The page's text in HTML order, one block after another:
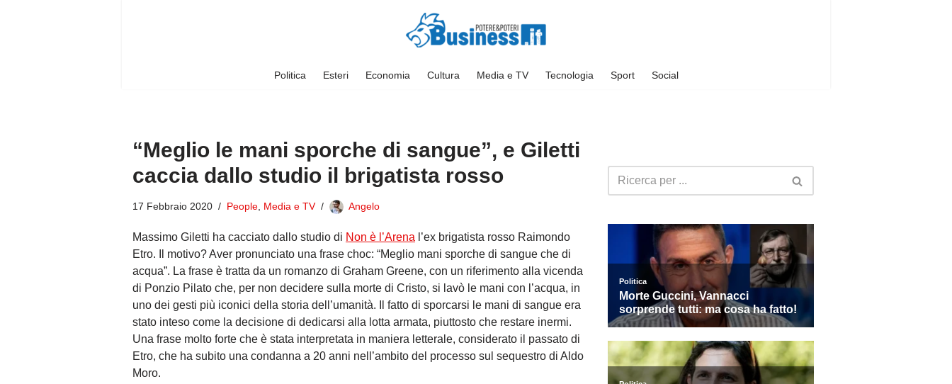
Politica Esteri Economia Cultura Media e TV Tecnologia Sport Social
“Meglio le mani sporche di sangue”, e Giletti
caccia dallo studio il brigatista rosso
17 Febbraio 2020 People Media e TV Angelo
Massimo Giletti ha cacciato dallo studio di Non è l’Arena l’ex brigatista rosso Raimondo
Etro. Il motivo? Aver pronunciato una frase choc: “Meglio mani sporche di sangue che di
acqua”. La frase è tratta da un romanzo di Graham Greene, con un riferimento alla vicenda
di Ponzio Pilato che, per non decidere sulla morte di Cristo, si lavò le mani con l’acqua, in
uno dei gesti più iconici della storia dell’umanità. Il fatto di sporcarsi le mani di sangue era
stato inteso come la decisione di dedicarsi alla lotta armata, piuttosto che restare inermi.
Una frase molto forte che è stata interpretata in maniera letterale, considerato il passato di
Etro, che ha subito una condanna a 20 anni nell’ambito del processo sul sequestro di Aldo
Moro.